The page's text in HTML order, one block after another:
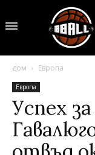
дом Европа
Европа
Успех